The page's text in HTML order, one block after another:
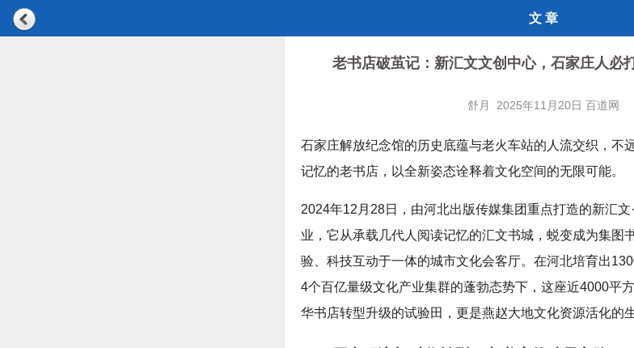
文 章
老书店破茧记：新汇文文创中心，石家庄人必
舒月 2025年11月20日 百道网
石家庄解放纪念馆的历史底蕴与老火车站的人流交织，不
记忆的老书店，以全新姿态诠释着文化空间的无限可能。
2024年12月28日，由河北出版传媒集团重点打造的新汇
业，它从承载几代人阅读记忆的汇文书城，蜕变成为集图
验、科技互动于一体的城市文化会客厅。在河北培育出
4个百亿量级文化产业集群的蓬勃态势下，这座近4000平
华书店转型升级的试验田，更是燕赵大地文化资源活化的